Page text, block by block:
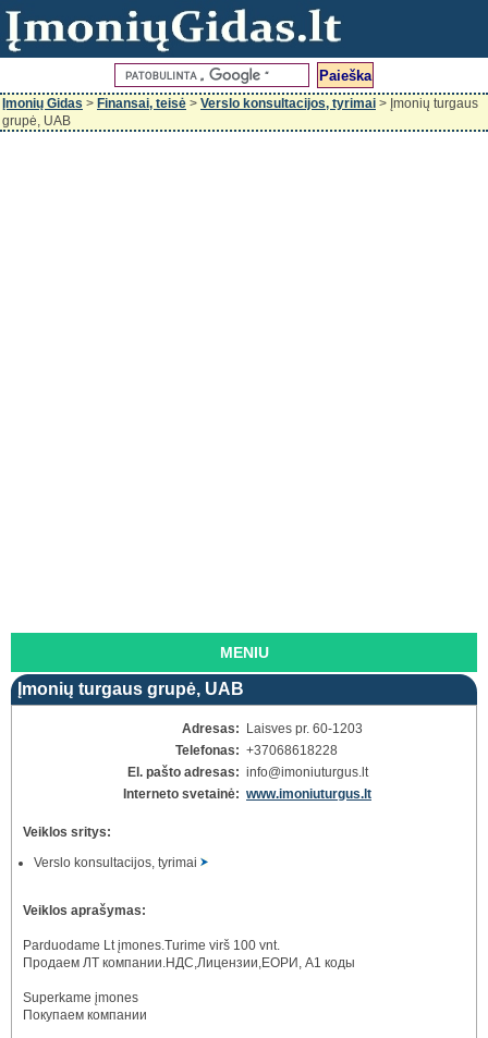
Įmonių Gidas > Finansai, teisė > Verslo konsultacijos, tyrimai > Įmonių turgaus
grupė, UAB
MENIU
Įmonių turgaus grupė, UAB
Adresas:
Laisves pr. 60-1203
Telefonas: +37068618228
El. pašto adresas: info@imoniuturgus.lt
Interneto svetainė: www.imoniuturgus.lt
Veiklos sritys:
Verslo konsultacijos, tyrimai
Veiklos aprašymas:
Parduodame Lt įmones.Turime virš 100 vnt.
Продаем ЛТ компании.НДС,Лицензии,ЕОРИ, A1 коды
Superkame įmones
Покупаем компании